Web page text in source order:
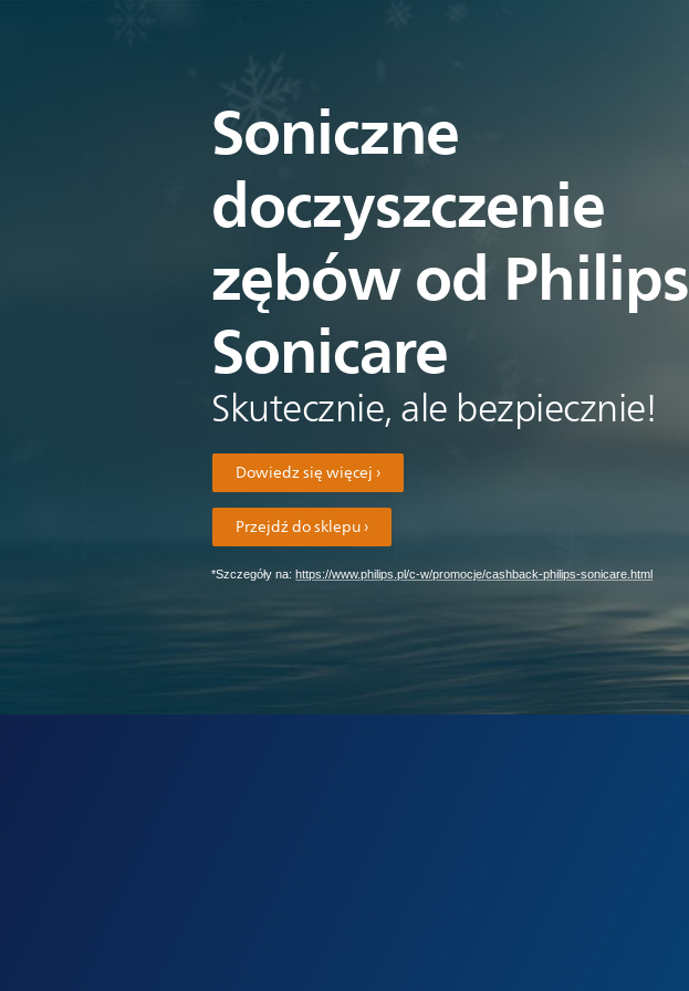
Soniczne
doczyszczenie
zębów od Philips
Sonicare
Skutecznie, ale bezpiecznie!
Dowiedz się więcej ›
Przejdź do sklepu ›
*Szczegóły na:https://www.philips.pl/c-w/promocje/cashback-philips-sonicare.html